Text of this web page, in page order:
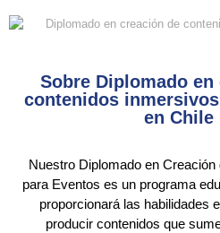
Sobre Diplomado en
contenidos
en Chile
Nuestro Diplomado en
para Eventos es un programa
proporcionará las habilidades
producir contenidos que